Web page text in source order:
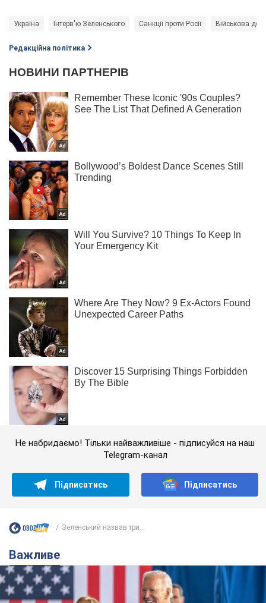
Україна Інтерв'ю Зеленського Санкції проти Росії Військова
Редакційна політика
Не набридаємо! Тільки найважливіше - підписуйся на наш
Telegram-канал
Підписатись Підписатись
Зеленський назвав три...
Важливе